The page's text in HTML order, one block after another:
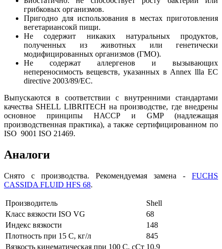
грибковых организмов.
Пригодно для использования в местах приготовления
вегетариансокй пищи.
Не содержит никаких натуральных продуктов,
полученных из животных или генетически
модифицированных организмов (ГМО).
Не содержат аллергенов и вызывающих
непереносимость вещевств, указанных в Annex llla EC
directive 2003/89/EC.
Выпускаются в соответствии с внутренними стандартами
качества SHELL LIBRITECH на производстве, где внедрены
основное принципы НАССР и GMP (надлежащая
производственная практика), а также сертифицированном по
ISO 9001 ISO 21469.
Аналоги
Снято с производства. Рекомендуемая замена - FUCHS
CASSIDA FLUID HFS 68.
Производитель
Shell
Класс вязкости ISO VG
68
Индекс вязкости
148
Плотность при 15 С, кг/л
845
Вязкость кинематическая при 100 С, сСт 10.9